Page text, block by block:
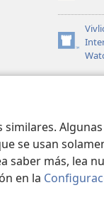
Algunas
se usan
saber más, lea
en la
una
ventana)
(abre
nueva
| POLÍTICA DE